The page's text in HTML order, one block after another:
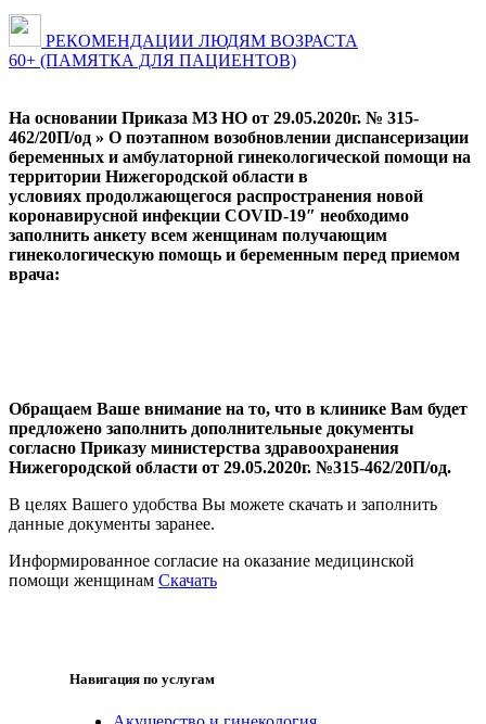
РЕКОМЕНДАЦИИ ЛЮДЯМ ВОЗРАСТА
60+ (ПАМЯТКА ДЛЯ ПАЦИЕНТОВ)
На основании Приказа МЗ НО от 29.05.2020г. № 315-
462/20П/од » О поэтапном возобновлении диспансеризации
беременных и амбулаторной гинекологической помощи на
территории Нижегородской области в
условиях продолжающегося распространения новой
коронавирусной инфекции COVID-19″ необходимо
заполнить анкету всем женщинам получающим
гинекологическую помощь и беременным перед приемом
врача:
Обращаем Ваше внимание на то, что в клинике Вам будет
предложено заполнить дополнительные документы
согласно Приказу министерства здравоохранения
Нижегородской области от 29.05.2020г. №315-462/20П/од.
В целях Вашего удобства Вы можете скачать и заполнить
данные документы заранее.
Информированное согласие на оказание медицинской
помощи женщинам Скачать
Навигация по услугам